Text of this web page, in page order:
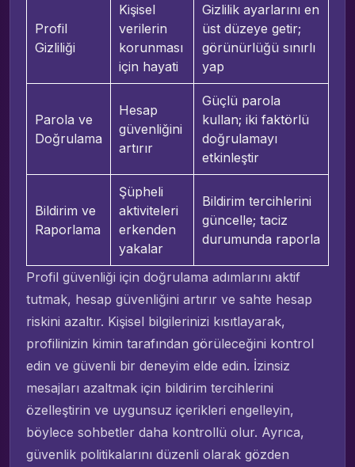
Profil
Gizliliği
Kişisel
verilerin
korunması
için hayati
Gizlilik ayarlarını en
üst düzeye getir;
görünürlüğü sınırlı
yap
Parola ve
Doğrulama
Hesap
güvenliğini
artırır
Güçlü parola
kullan; iki faktörlü
doğrulamayı
etkinleştir
Bildirim ve
Raporlama
Şüpheli
aktiviteleri
erkenden
yakalar
Bildirim tercihlerini
güncelle; taciz
durumunda raporla
Profil güvenliği için doğrulama adımlarını aktif
tutmak, hesap güvenliğini artırır ve sahte hesap
riskini azaltır. Kişisel bilgilerinizi kısıtlayarak,
profilinizin kimin tarafından görüleceğini kontrol
edin ve güvenli bir deneyim elde edin. İzinsiz
mesajları azaltmak için bildirim tercihlerini
özelleştirin ve uygunsuz içerikleri engelleyin,
böylece sohbetler daha kontrollü olur. Ayrıca,
güvenlik politikalarını düzenli olarak gözden